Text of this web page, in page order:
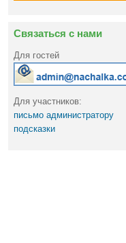
Связаться с нами
Для гостей
Для участников:
письмо администратору
подсказки